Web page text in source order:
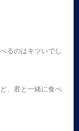
るのはキツいでし
、君と一緒に食べ